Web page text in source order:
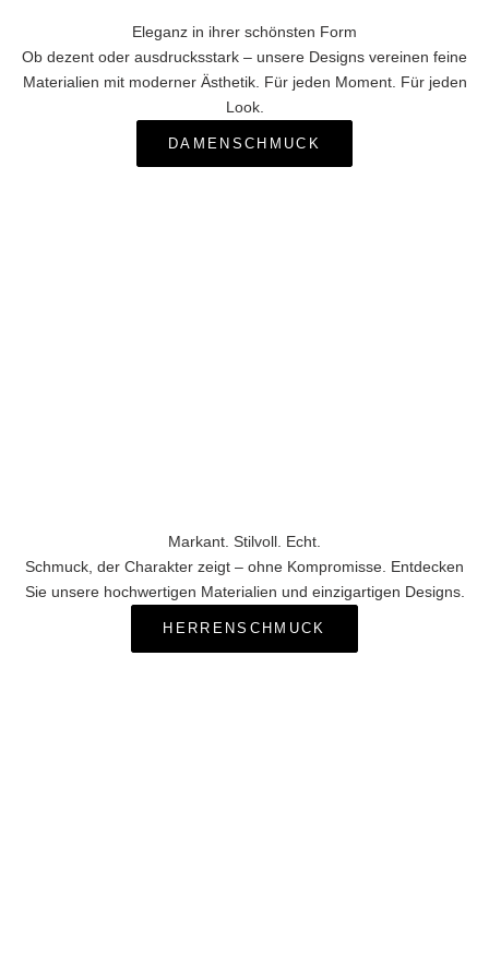
Eleganz in ihrer schönsten Form
Ob dezent oder ausdrucksstark – unsere Designs vereinen feine
Materialien mit moderner Ästhetik. Für jeden Moment. Für jeden
Look.
DAMENSCHMUCK
Markant. Stilvoll. Echt.
Schmuck, der Charakter zeigt – ohne Kompromisse. Entdecken
Sie unsere hochwertigen Materialien und einzigartigen Designs.
HERRENSCHMUCK